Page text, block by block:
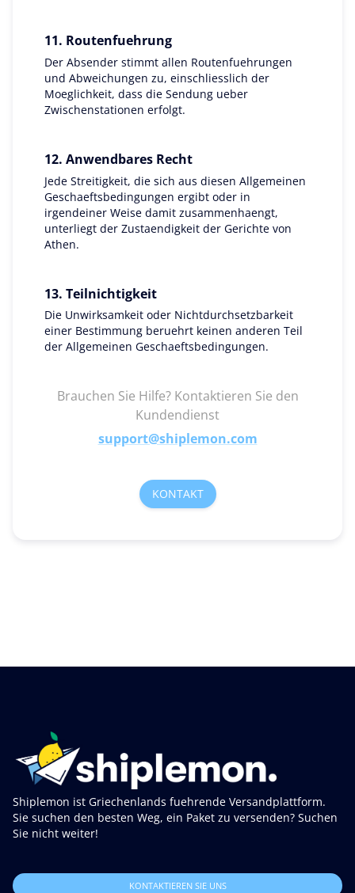
11. Routenfuehrung
Der Absender stimmt allen Routenfuehrungen
und Abweichungen zu, einschliesslich der
Moeglichkeit, dass die Sendung ueber
Zwischenstationen erfolgt.
12. Anwendbares Recht
Jede Streitigkeit, die sich aus diesen Allgemeinen
Geschaeftsbedingungen ergibt oder in
irgendeiner Weise damit zusammenhaengt,
unterliegt der Zustaendigkeit der Gerichte von
Athen.
13. Teilnichtigkeit
Die Unwirksamkeit oder Nichtdurchsetzbarkeit
einer Bestimmung beruehrt keinen anderen Teil
der Allgemeinen Geschaeftsbedingungen.
Brauchen Sie Hilfe? Kontaktieren Sie den
Kundendienst
support@shiplemon.com
KONTAKT
Shiplemon ist Griechenlands fuehrende Versandplattform.
Sie suchen den besten Weg, ein Paket zu versenden? Suchen
Sie nicht weiter!
KONTAKTIEREN SIE UNS